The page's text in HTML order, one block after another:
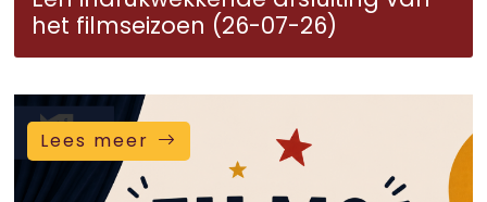
het filmseizoen (26-07-26)
Lees meer